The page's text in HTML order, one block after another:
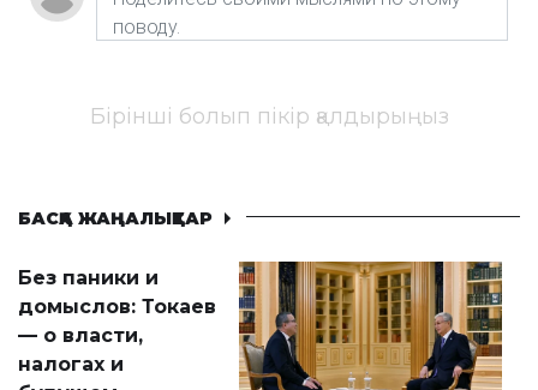
Бірінші болып пікір қалдырыңыз
БАСҚА ЖАҢАЛЫҚТАР
Без паники и
домыслов: Токаев
— о власти,
налогах и